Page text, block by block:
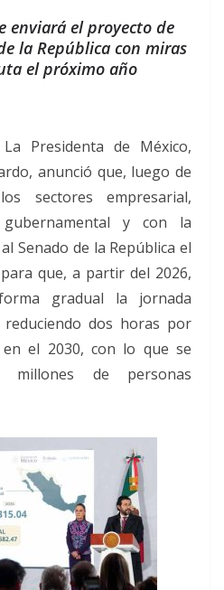
enviará el proyecto de
la República con miras
el próximo año
La Presidenta de México,
anunció que, luego de
sectores empresarial,
gubernamental y con la
Senado de la República el
que, a partir del 2026,
gradual la jornada
dos horas por
el 2030, con lo que se
millones de personas